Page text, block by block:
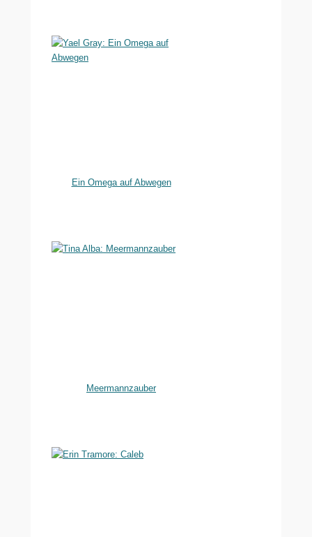
Ein Omega auf Abwegen
Meermannzauber